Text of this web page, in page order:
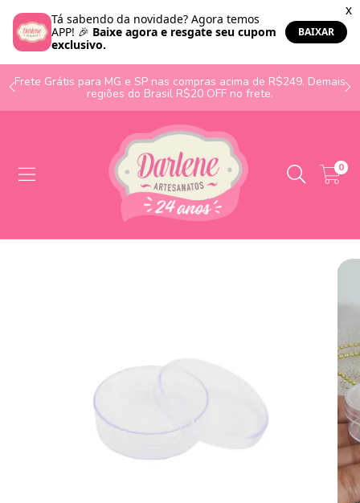
Frete Grátis para MG e SP nas compras acima de R$249. Demais
regiões do Brasil R$20 OFF no frete.
0